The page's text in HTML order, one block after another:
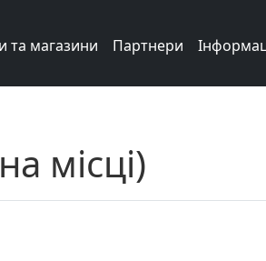
та магазини Партнери
місці)